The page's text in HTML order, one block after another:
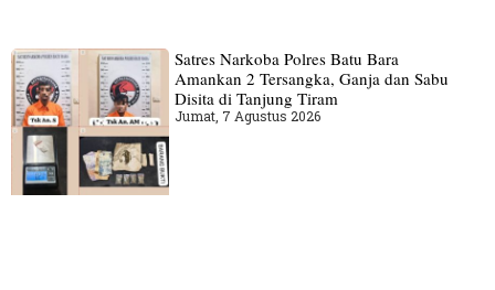
Satres Narkoba Polres Batu Bara
Amankan 2 Tersangka, Ganja dan Sabu
Disita di Tanjung Tiram
Jumat, 7 Agustus 2026